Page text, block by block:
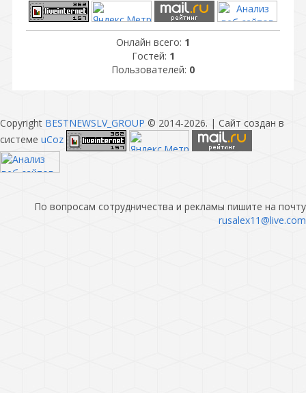
Онлайн всего: 1
Гостей: 1
Пользователей: 0
Copyright BESTNEWSLV_GROUP © 2014-2026. | Сайт создан в
системе uCoz
По вопросам сотрудничества и рекламы пишите на почту
rusalex11@live.com